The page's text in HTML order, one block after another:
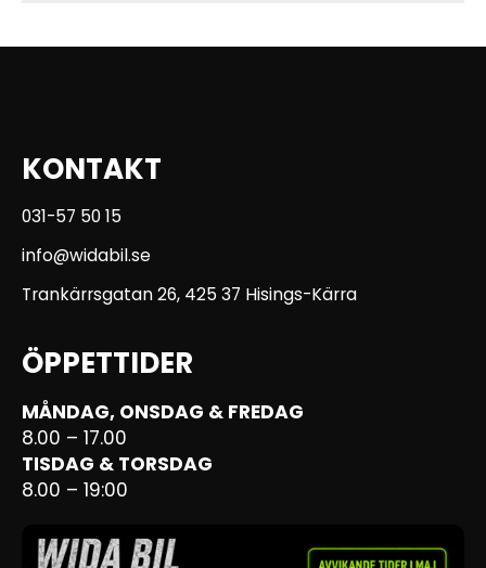
KONTAKT
031-57 50 15
info@widabil.se
Trankärrsgatan 26, 425 37 Hisings-Kärra
ÖPPETTIDER
MÅNDAG, ONSDAG & FREDAG
8.00 – 17.00
TISDAG & TORSDAG
8.00 – 19:00